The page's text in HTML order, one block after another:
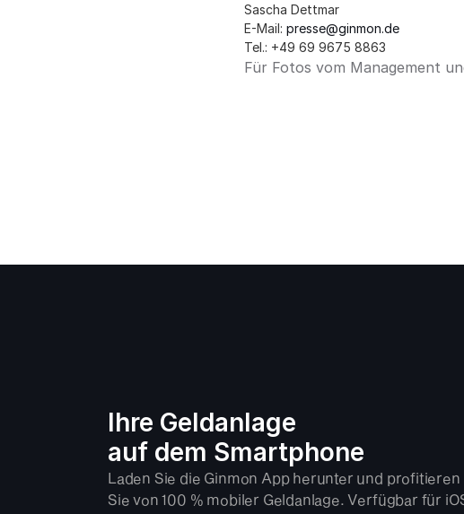
Sascha Dettmar
E-Mail: presse@ginmon.de
Tel.: +49 69 9675 8863
Für Fotos vom Management
Ihre Geldanlage
auf dem Smartphone
Laden Sie die Ginmon App herunter und profitieren
Sie von 100 % mobiler Geldanlage. Verfügbar für